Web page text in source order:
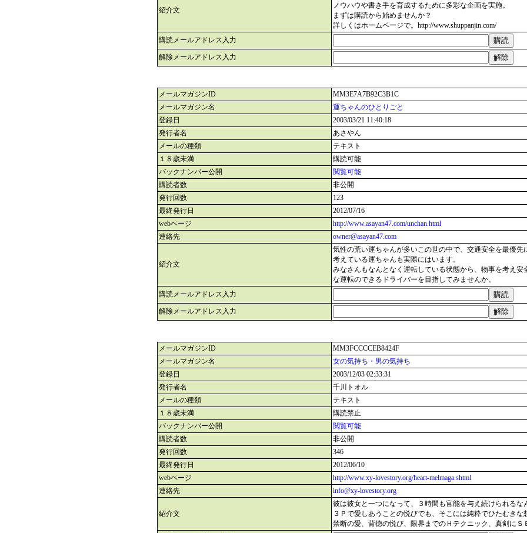
紹介文
ノウハウや書き手を育成するために多彩な企画を実施。
まずは購読から始めませんか？
詳しくはホームページで。http://www.shuppanjin.com/
購読メールアドレス入力
解除メールアドレス入力
メールマガジンID
MM3E7A7B92C3B1C
メールマガジン名
運ちゃんのひとりごと
登録日
2003/03/21 11:40:18
発行者名
あさやん
メールの種類
テキスト
１８歳未満
購読可能
バックナンバー公開
閲覧可能
購読者数
非公開
発行回数
123
最終発行日
2012/07/16
webページ
http://www.asayan47.com/unchan.html
連絡先
owner@asayan47.com
紹介文
気性の荒い運ちゃんが多いこの世の中で、交通安全を最優先
考えている運ちゃんも実際にはいます。
みなさんもなんとなく運転している状態から、物事を考え安
な運転のできるドライバーを目指してみませんか。
購読メールアドレス入力
解除メールアドレス入力
メールマガジンID
MM3FCCCCEB8424F
メールマガジン名
女の気持ち・男の気持ち
登録日
2003/12/03 02:33:31
発行者名
千川トオル
メールの種類
テキスト
１８歳未満
購読禁止
バックナンバー公開
閲覧可能
購読者数
非公開
発行回数
346
最終発行日
2012/06/10
webページ
http://www.xy-lovestory.org/heart-melmaga.shtml
連絡先
info@xy-lovestory.org
紹介文
彼は彼女と一つになって、３時間も官能を与え続けられるな
３Ｐで愛しあうことの悦びでも、そこには純粋でひたむきな
禁断の愛、背徳の悦び、限界までのＨテクニック、真剣にＳ